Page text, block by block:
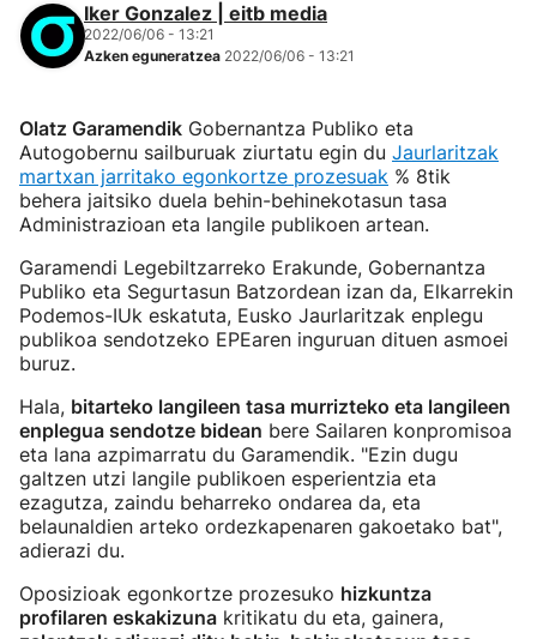
Iker Gonzalez | eitb media
2022/06/06 - 13:21
Azken eguneratzea 2022/06/06 - 13:21
Olatz Garamendik Gobernantza Publiko eta
Autogobernu sailburuak ziurtatu egin du Jaurlaritzak
martxan jarritako egonkortze prozesuak % 8tik
behera jaitsiko duela behin-behinekotasun tasa
Administrazioan eta langile publikoen artean.
Garamendi Legebiltzarreko Erakunde, Gobernantza
Publiko eta Segurtasun Batzordean izan da, Elkarrekin
Podemos-IUk eskatuta, Eusko Jaurlaritzak enplegu
publikoa sendotzeko EPEaren inguruan dituen asmoei
buruz.
Hala, bitarteko langileen tasa murrizteko eta langileen
enplegua sendotze bidean bere Sailaren konpromisoa
eta lana azpimarratu du Garamendik. "Ezin dugu
galtzen utzi langile publikoen esperientzia eta
ezagutza, zaindu beharreko ondarea da, eta
belaunaldien arteko ordezkapenaren gakoetako bat",
adierazi du.
Oposizioak egonkortze prozesuko hizkuntza
profilaren eskakizuna kritikatu du eta, gainera,